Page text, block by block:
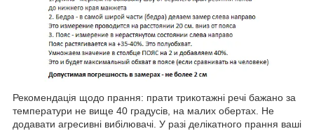
Рекомендація щодо прання: прати трикотажні речі бажано за
температури не вище 40 градусів, на малих обертах. Не
додавати агресивні вибілювачі. У разі делікатного прання ваші